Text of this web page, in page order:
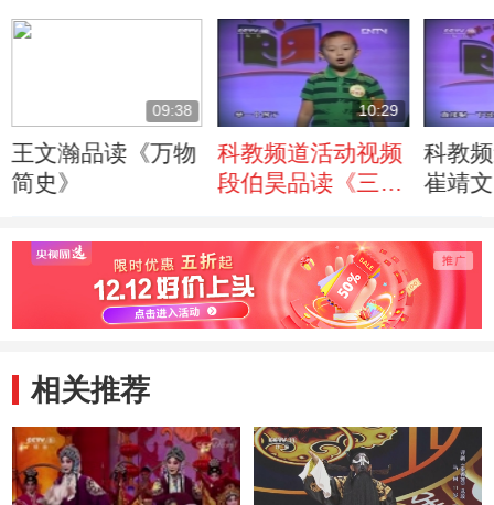
09:38
王文瀚品读《万物
简史》
10:29
科教频道活动视频
段伯昊品读《三国
科教
崔靖
相关推荐